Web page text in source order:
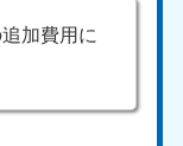
加費用に